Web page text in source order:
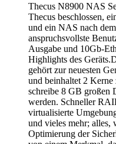
Thecus N8900 NAS
Thecus beschlossen,
und ein NAS nach
anspruchsvollste
Ausgabe und 10Gb-
Highlights des
gehört zur neuesten
und beinhaltet 2
schreibe 8 GB großen
werden. Schneller
virtualisierte
und vieles mehr; alles,
Optimierung der